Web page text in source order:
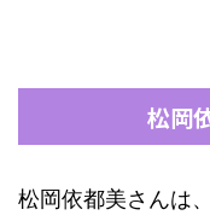
松岡
松岡依都美さんは